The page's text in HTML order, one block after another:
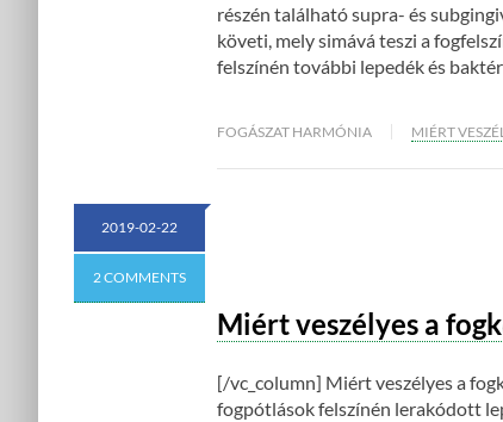
részén található supra- és
követi, mely simává teszi a
felszínén további lepedék és
FOGÁSZAT HARMÓNIA MIÉRT
2019-02-22
2 COMMENTS
Miért veszélyes a
[/vc_column] Miért veszélyes a
fogpótlások felszínén lerakódott